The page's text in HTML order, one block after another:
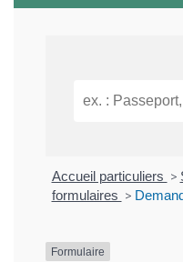
Accueil particuliers >
formulaires >
Formulaire